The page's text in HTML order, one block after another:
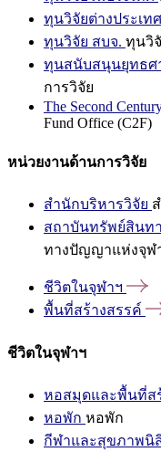
ทุนวิจัยต่างประเทศ
ทุนวิจัย สบจ. ทุนวิ
ทุนสนับสนุนยุทธศ
การวิจัย
The Second
Fund Office (C2F)
หน่วยงานด้านการวิจัย
สำนักบริหารวิจัย
สถาบันทรัพย์สินท
ทางปัญญาแห่งจุฬ
ชีวิตในจุฬาฯ
พื้นที่สร้างสรรค์
ชีวิตในจุฬาฯ
หอสมุดและพื้นที่ส
หอพัก หอพัก
กีฬาและสุขภาพนิ